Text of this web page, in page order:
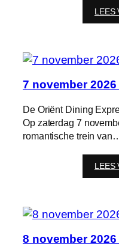
LEES
7 november 2026
De Oriënt Dining
Op zaterdag 7
romantische trein
LEES
8 november